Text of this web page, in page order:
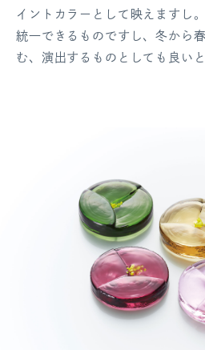
イントカラーとして映えますし
統一できるものですし、冬から
む、演出するものとしても良い